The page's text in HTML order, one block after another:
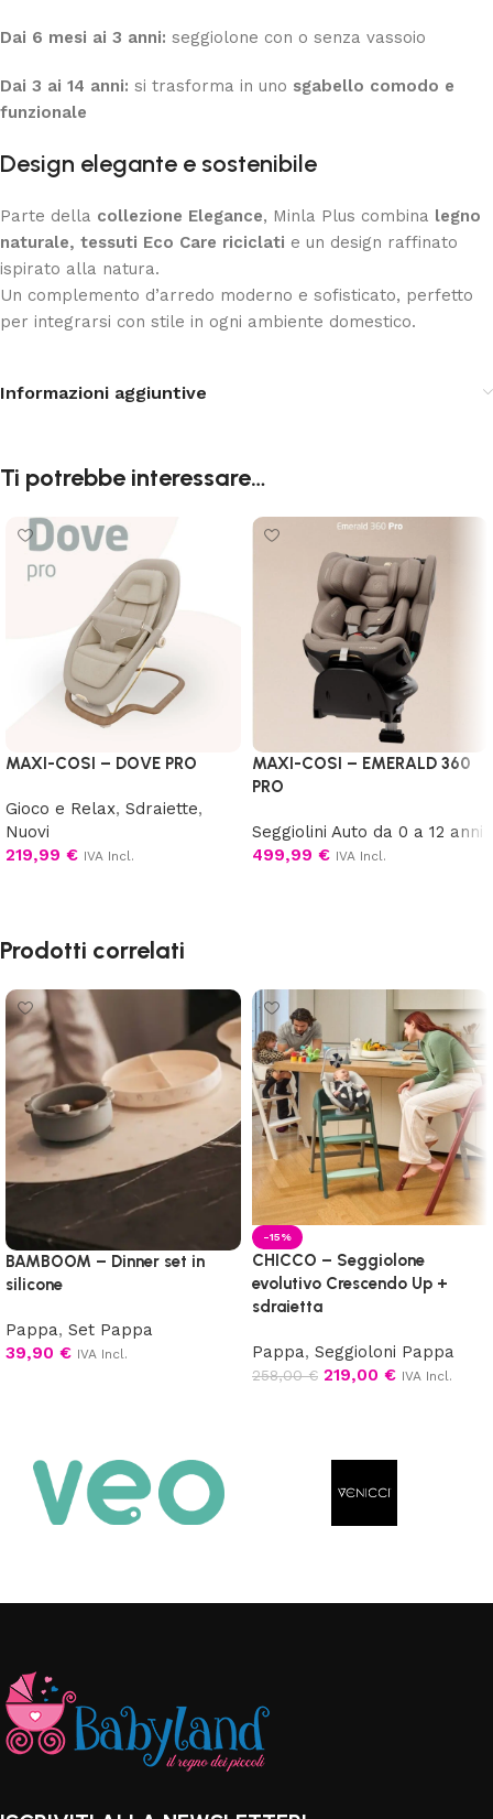
Dai 6 mesi ai 3 anni: seggiolone con o senza vassoio
Dai 3 ai 14 anni: si trasforma in uno sgabello comodo e
funzionale
Design elegante e sostenibile
Parte della collezione Elegance, Minla Plus combina legno
naturale, tessuti Eco Care riciclati e un design raffinato
ispirato alla natura.
Un complemento d’arredo moderno e sofisticato, perfetto
per integrarsi con stile in ogni ambiente domestico.
Informazioni aggiuntive
Ti potrebbe interessare…
MAXI-COSI – DOVE PRO
Gioco e Relax, Sdraiette,
Nuovi
219,99 € IVA Incl.
MAXI-COSI – EMERALD 360
PRO
Seggiolini Auto da 0 a 12 anni
499,99 € IVA Incl.
Prodotti correlati
BAMBOOM – Dinner set in
silicone
Pappa, Set Pappa
39,90 € IVA Incl.
-15%
CHICCO – Seggiolone
evolutivo Crescendo Up +
sdraietta
Pappa, Seggioloni Pappa
258,00€ 219,00 € IVA Incl.